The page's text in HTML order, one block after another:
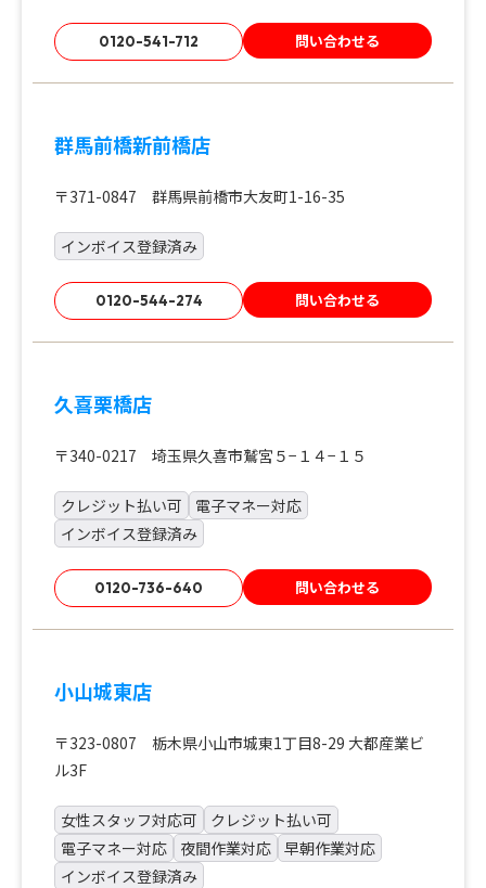
0120-541-712 問い合わせる
群馬前橋新前橋店
〒371-0847 群馬県前橋市大友町1-16-35
インボイス登録済み
0120-544-274 問い合わせる
久喜栗橋店
〒340-0217 埼玉県久喜市鷲宮５−１４−１５
クレジット払い可
電子マネー対応
インボイス登録済み
0120-736-640 問い合わせる
小山城東店
〒323-0807 栃木県小山市城東1丁目8-29 大都産業ビ
ル3F
女性スタッフ対応可
クレジット払い可
電子マネー対応
夜間作業対応 早朝作業対応
インボイス登録済み